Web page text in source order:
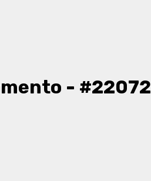
- #22072